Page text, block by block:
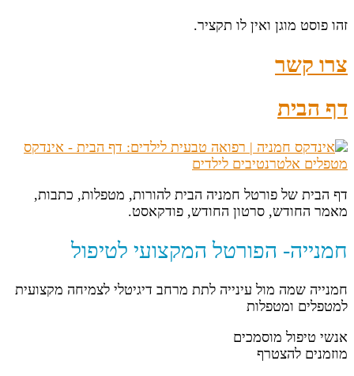
זהו פוסט מוגן ואין לו תקציר.
צרו קשר
דף הבית
דף הבית של פורטל חמניה הבית להורות, מטפלות, כתבות,
מאמר החודש, סרטון החודש, פודקאסט.
חמנייה- הפורטל המקצועי לטיפול
חמנייה שמה מול עינייה לתת מרחב דיגיטלי לצמיחה מקצועית
למטפלים ומטפלות
אנשי טיפול מוסמכים
מוזמנים להצטרף